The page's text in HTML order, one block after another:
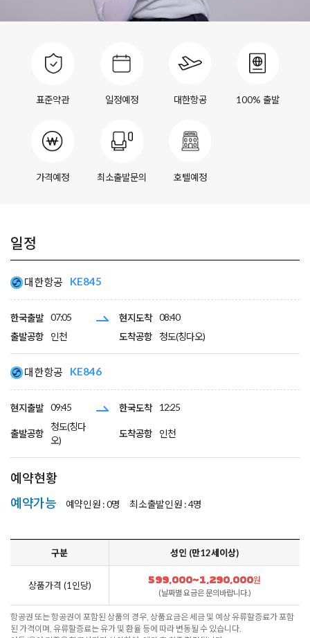
표준약관 일정예정 대한항공 100% 출발
가격예정 최소출발문의 호텔예정
일정
대한항공 KE845
한국출발 07:05 현지도착 08:40
출발공항
인천 도착공항 청도(칭다오)
대한항공 KE846
현지출발 09:45 한국도착 12:25
출발공항
청도(칭다
오)
도착공항 인천
예약현황
예약가능
예약인원 :0명 최소출발인원 :4명
구분 성인 (만12세이상)
상품가격 (1인당) 599,000~1,290,000원
(날짜별 요금은 문의바랍니다.)
항공권 또는 항공권이 포함된 상품의 경우, 상품요금은 세금 및 예상 유류할증료가 포함
된 가격이며, 유류할증료는 유가 및 환율 등에 따라 변동될 수 있습니다.